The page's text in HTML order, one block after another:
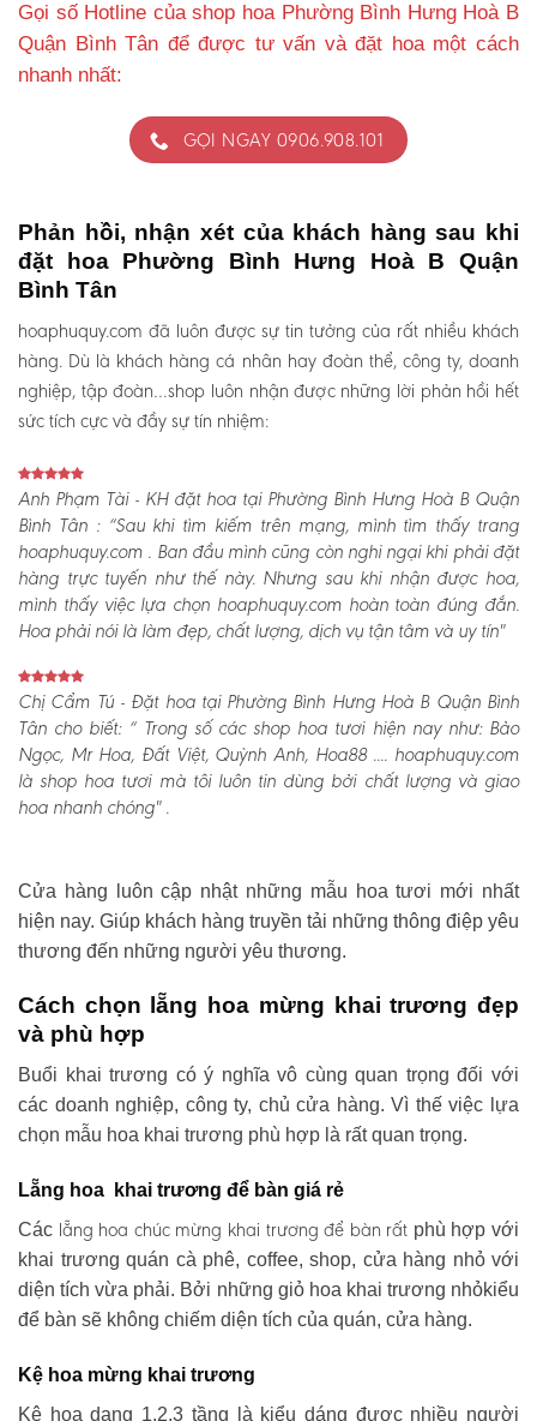
Gọi số Hotline của shop hoa Phường Bình Hưng Hoà B
Quận Bình Tân để được tư vấn và đặt hoa một cách
nhanh nhất:
GỌI NGAY 0906.908.101
Phản hồi, nhận xét của khách hàng sau khi
đặt hoa Phường Bình Hưng Hoà B Quận
Bình Tân
hoaphuquy.com đã luôn được sự tin tưởng của rất nhiều khách
hàng. Dù là khách hàng cá nhân hay đoàn thể, công ty, doanh
nghiệp, tập đoàn…shop luôn nhận được những lời phản hồi hết
sức tích cực và đầy sự tín nhiệm:
Anh Phạm Tài - KH đặt hoa tại Phường Bình Hưng Hoà B Quận
Bình Tân :“Sau khi tìm kiếm trên mạng, mình tìm thấy trang
hoaphuquy.com . Ban đầu mình cũng còn nghi ngại khi phải đặt
hàng trực tuyến như thế này. Nhưng sau khi nhận được hoa,
mình thấy việc lựa chọn hoaphuquy.com hoàn toàn đúng đắn.
Hoa phải nói là làm đẹp, chất lượng, dịch vụ tận tâm và uy tín"
Chị Cẩm Tú - Đặt hoa tại Phường Bình Hưng Hoà B Quận Bình
Tân cho biết:“ Trong số các shop hoa tươi hiện nay như: Bảo
Ngọc, Mr Hoa, Đất Việt, Quỳnh Anh, Hoa88 .... hoaphuquy.com
là shop hoa tươi mà tôi luôn tin dùng bởi chất lượng và giao
hoa nhanh chóng" .
Cửa hàng luôn cập nhật những mẫu hoa tươi mới nhất
hiện nay. Giúp khách hàng truyền tải những thông điệp yêu
thương đến những người yêu thương.
Cách chọn lẵng hoa mừng khai trương đẹp
và phù hợp
Buổi khai trương có ý nghĩa vô cùng quan trọng đối với
các doanh nghiệp, công ty, chủ cửa hàng. Vì thế việc lựa
chọn mẫu hoa khai trương phù hợp là rất quan trọng.
Lẵng hoa khai trương để bàn giá rẻ
Các lẵng hoa chúc mừng khai trương để bàn rất phù hợp với
khai trương quán cà phê, coffee, shop, cửa hàng nhỏ với
diện tích vừa phải. Bởi những giỏ hoa khai trương nhỏkiểu
để bàn sẽ không chiếm diện tích của quán, cửa hàng.
Kệ hoa mừng khai trương
Kệ hoa dạng 1,2,3 tầng là kiểu dáng được nhiều người